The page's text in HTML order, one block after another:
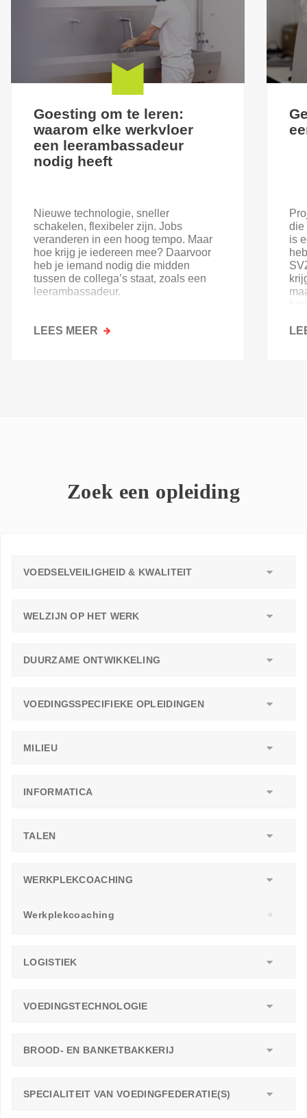
Goesting om te leren:
waarom elke werkvloer
een leerambassadeur
nodig heeft
Nieuwe technologie, sneller
schakelen, flexibeler zijn. Jobs
veranderen in een hoog tempo. Maar
hoe krijg je iedereen mee? Daarvoor
heb je iemand nodig die midden
tussen de collega’s staat, zoals een
leerambassadeur.
LEES MEER OVER
NODIG
die
is
Zoek een opleiding
VOEDSELVEILIGHEID & KWALITEIT
WELZIJN OP HET WERK
DUURZAME ONTWIKKELING
VOEDINGSSPECIFIEKE OPLEIDINGEN
MILIEU
INFORMATICA
TALEN
WERKPLEKCOACHING
Werkplekcoaching
LOGISTIEK
VOEDINGSTECHNOLOGIE
BROOD- EN BANKETBAKKERIJ
SPECIALITEIT VAN VOEDINGFEDERATIE(S)